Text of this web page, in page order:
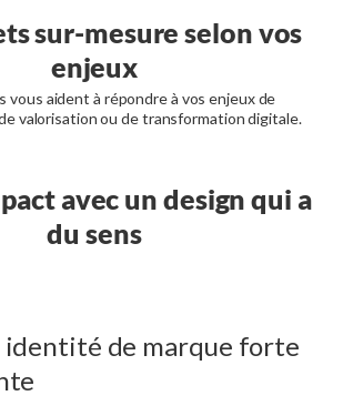
sur-mesure selon vos
enjeux
vous aident à répondre à vos enjeux de
valorisation ou de transformation digitale.
avec un design qui a
du sens
identité de marque forte